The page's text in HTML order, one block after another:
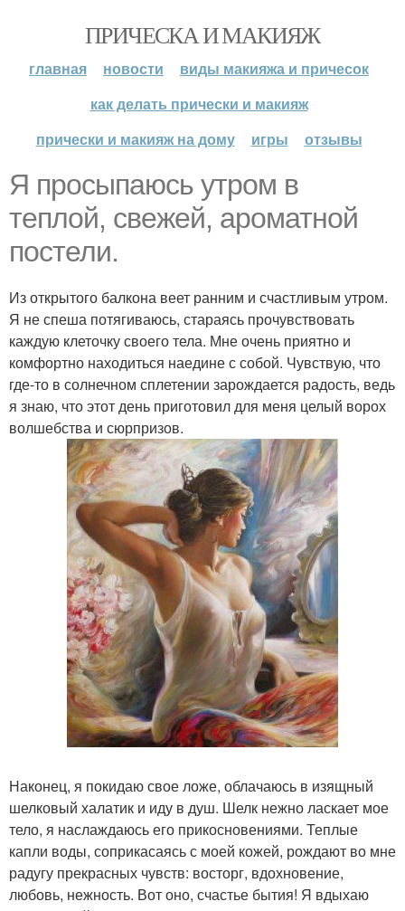
ПРИЧЕСКА И МАКИЯЖ
главная новости
виды макияжа и причесок
как делать прически и макияж
прически и макияж на дому
игры отзывы
Я просыпаюсь утром в
теплой, свежей, ароматной
постели.
Из открытого балкона веет ранним и счастливым утром.
Я не спеша потягиваюсь, стараясь прочувствовать
каждую клеточку своего тела. Мне очень приятно и
комфортно находиться наедине с собой. Чувствую, что
где-то в солнечном сплетении зарождается радость, ведь
я знаю, что этот день приготовил для меня целый ворох
волшебства и сюрпризов.
Наконец, я покидаю свое ложе, облачаюсь в изящный
шелковый халатик и иду в душ. Шелк нежно ласкает мое
тело, я наслаждаюсь его прикосновениями. Теплые
капли воды, соприкасаясь с моей кожей, рождают во мне
радугу прекрасных чувств: восторг, вдохновение,
любовь, нежность. Вот оно, счастье бытия! Я вдыхаю